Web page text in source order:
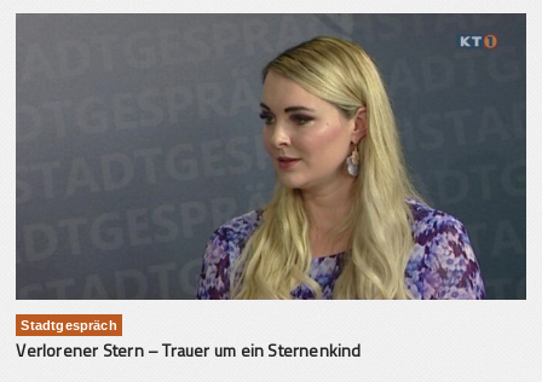
Stadtgespräch
Verlorener Stern – Trauer um ein Sternenkind